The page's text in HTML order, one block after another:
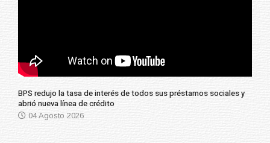
BPS redujo la tasa de interés de todos sus préstamos sociales y
abrió nueva línea de crédito
04 Agosto 2026